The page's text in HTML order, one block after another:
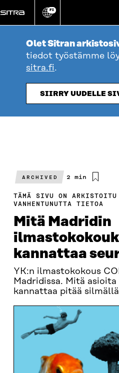
suoraan
sisältöön
Vaihda
kieli
FI
Olet Sitran
tiedot työstämme
sitra.fi.
SIIRRY UUDELLE
ARCHIVED
Arvioitu
2 min
TÄMÄ SIVU ON
VANHENTUNUTTA TIETOA
Mitä Madridin
kannattaa
YK:n ilmastokokous
Madridissa. Mitä
kannattaa pitää